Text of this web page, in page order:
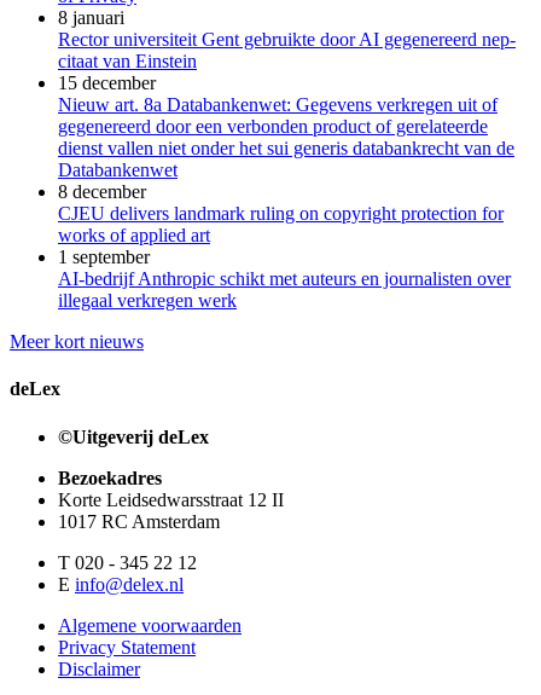
8 januari
Rector universiteit Gent gebruikte door AI gegenereerd nep-
citaat van Einstein
15 december
Nieuw art. 8a Databankenwet: Gegevens verkregen uit of
gegenereerd door een verbonden product of gerelateerde
dienst vallen niet onder het sui generis databankrecht van de
Databankenwet
8 december
CJEU delivers landmark ruling on copyright protection for
works of applied art
1 september
AI-bedrijf Anthropic schikt met auteurs en journalisten over
illegaal verkregen werk
Meer kort nieuws
deLex
©Uitgeverij deLex
Bezoekadres
Korte Leidsedwarsstraat 12 II
1017 RC Amsterdam
T 020 - 345 22 12
E info@delex.nl
Algemene voorwaarden
Privacy Statement
Disclaimer